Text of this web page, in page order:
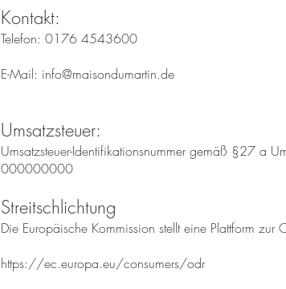
Kontakt:
Telefon: 0176 4543600
E-Mail: info@maisondumartin.de
Umsatzsteuer:
Umsatzsteuer-Identifikationsnummer gemäß §27 a
000000000
Streitschlichtung
Die Europäische Kommission stellt eine Plattform zur
https://ec.europa.eu/consumers/odr